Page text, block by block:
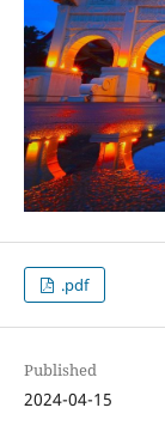
.pdf
Published
2024-04-15